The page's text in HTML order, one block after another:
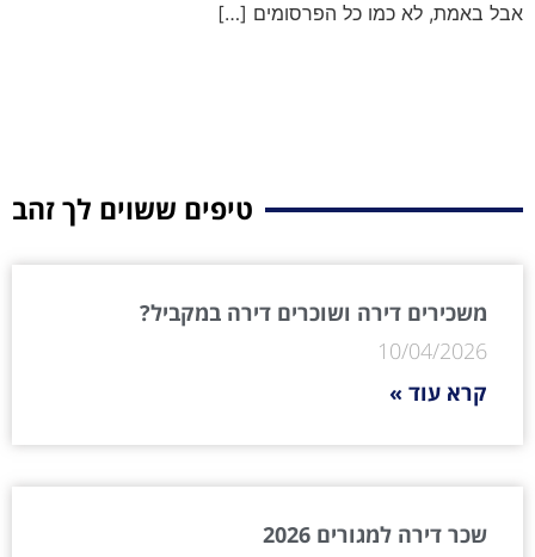
אבל באמת, לא כמו כל הפרסומים […]
טיפים ששוים לך זהב
משכירים דירה ושוכרים דירה במקביל?
10/04/2026
קרא עוד »
שכר דירה למגורים 2026